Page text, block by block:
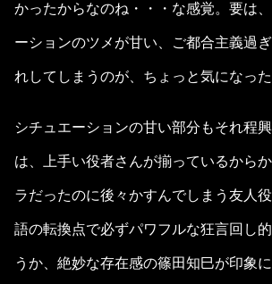
かったからなのね・・・な感覚。要は
ーションのツメが甘い、ご都合主義過
れしてしまうのが、ちょっと気になった
シチュエーションの甘い部分もそれ程
は、上手い役者さんが揃っているから
ラだったのに後々かすんでしまう友人
語の転換点で必ずパワフルな狂言回し
うか、絶妙な存在感の篠田知巳が印象に